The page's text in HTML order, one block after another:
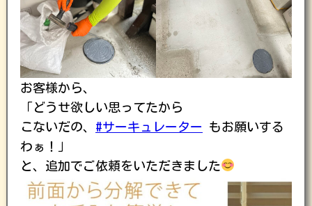
お客様から、
「どうせ欲しい思ってたから
こないだの、 #サーキュレーター
もお願いする
わぁ！」
と、追加でご依頼をいただきました